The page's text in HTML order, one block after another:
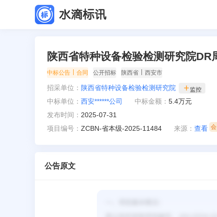
陕西省特种设备检验检测研究院
中标公告 合同 公开招标 陕西省 西安市
招采单位： 陕西省特种设备检验检测研究院 监控
中标单位： 西安******公司 中标金额： 5.4万元
发布时间： 2025-07-31
项目编号： ZCBN-省本级-2025-11484 来源： 查看
公告原文